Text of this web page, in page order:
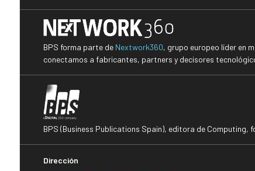
BPS forma parte de Nextwork360, grupo europeo líder en
conectamos a fabricantes, partners y decisores
BPS (Business Publications Spain), editora de Computing,
Dirección